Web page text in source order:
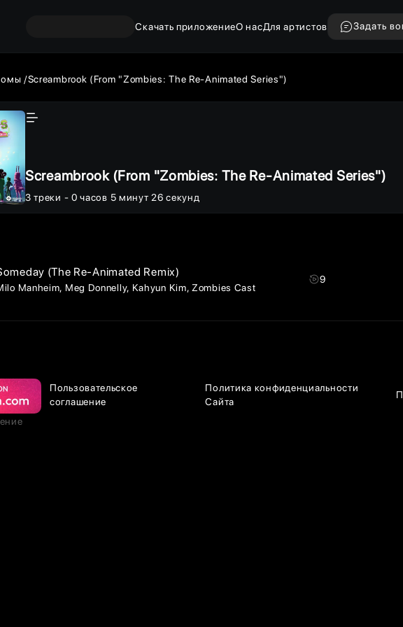
Скачать приложениеО насДля артистов Задать
Screambrook (From "Zombies: The Re-Animated Series")
Screambrook (From "Zombies: The Re-Animated Series")
3 треки - 0 часов 5 минут 26 секунд
(The Re-Animated Remix)
Manheim Meg Donnelly Kahyun Kim Zombies Cast
9
Пользовательское
соглашение
Политика конфиденциальности
Сайта